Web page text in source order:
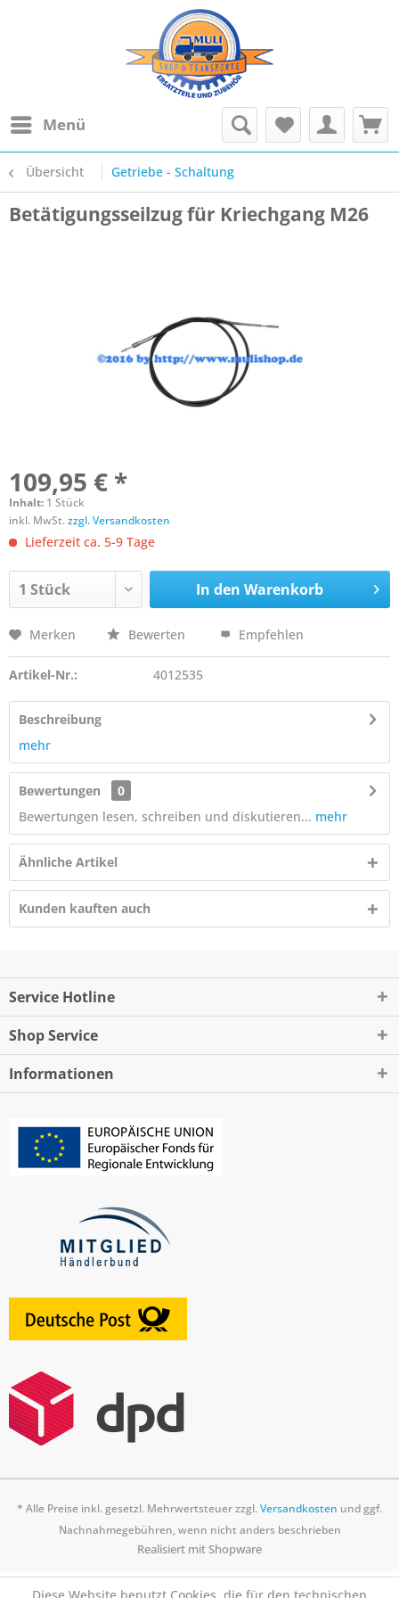
Menü
Übersicht Getriebe - Schaltung
Betätigungsseilzug für Kriechgang M26
109,95 € *
Inhalt: 1 Stück
inkl. MwSt.zzgl. Versandkosten
Lieferzeit ca. 5-9 Tage
In den Warenkorb
Merken Bewerten Empfehlen
Artikel-Nr.: 4012535
Beschreibung
mehr
Bewertungen
0
Bewertungen lesen, schreiben und diskutieren... mehr
Ähnliche Artikel
Kunden kauften auch
Service Hotline
Shop Service
Informationen
* Alle Preise inkl. gesetzl. Mehrwertsteuer zzgl.Versandkosten und ggf.
Nachnahmegebühren, wenn nicht anders beschrieben
Realisiert mit Shopware